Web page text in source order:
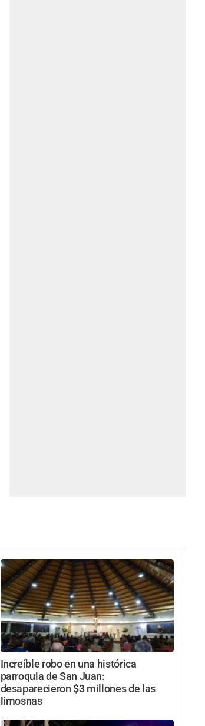
Increíble robo en una histórica
parroquia de San Juan:
desaparecieron $3 millones de las
limosnas